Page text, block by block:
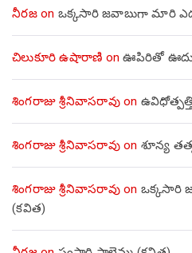
నీరజon ఒక్కసారి జవాబుగా మారి
చిలుకూరి ఉషారాణి onఊపిరితో
శింగరాజు శ్రీనివాసరావుon
శింగరాజు శ్రీనివాసరావుon శూన్య
శింగరాజు శ్రీనివాసరావుon ఒక్కసారి
(కవిత)